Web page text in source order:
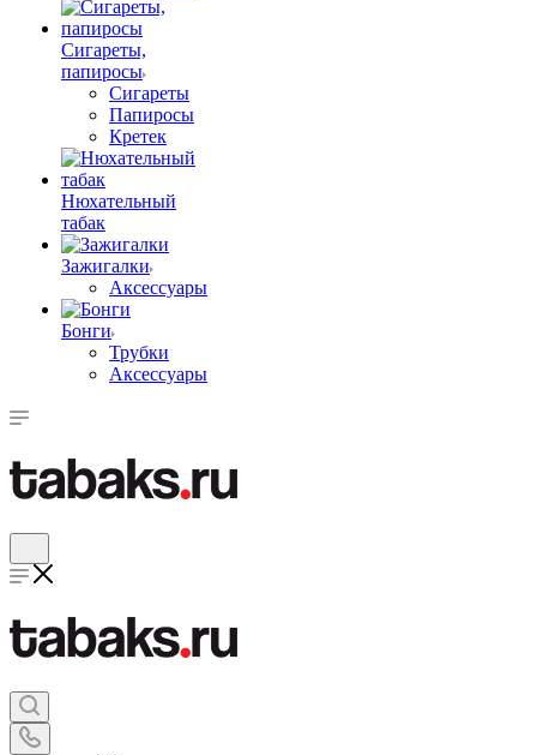
Сигареты,
папиросы
Сигареты
Папиросы
Кретек
Нюхательный
табак
Зажигалки
Аксессуары
Бонги
Трубки
Аксессуары